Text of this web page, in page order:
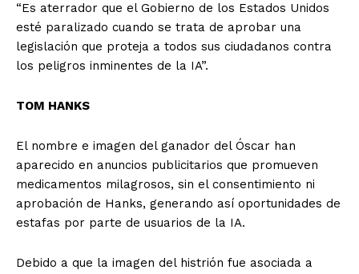
“Es aterrador que el Gobierno de los Estados Unidos
esté paralizado cuando se trata de aprobar una
legislación que proteja a todos sus ciudadanos contra
los peligros inminentes de la IA”.
TOM HANKS
El nombre e imagen del ganador del Óscar han
aparecido en anuncios publicitarios que promueven
medicamentos milagrosos, sin el consentimiento ni
aprobación de Hanks, generando así oportunidades de
estafas por parte de usuarios de la IA.
Debido a que la imagen del histrión fue asociada a